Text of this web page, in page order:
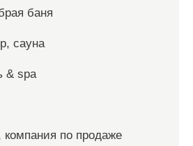
баня
сауна
& spa
по продаже